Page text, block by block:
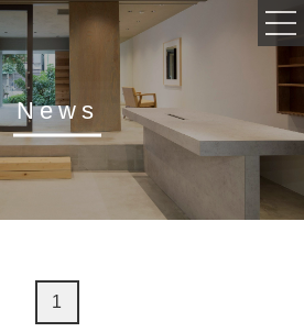
News
会社概要
採用情報1